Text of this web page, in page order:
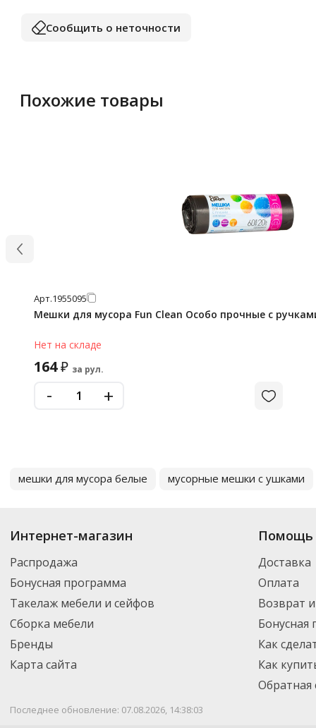
Сообщить о неточности
Похожие товары
Арт.1955095
Мешки для мусора Fun Clean Особо прочные с
Нет на складе
164₽ за рул.
- +
мешки для мусора белые мусорные мешки с ушками
Интернет-магазин
Распродажа
Бонусная программа
Такелаж мебели и сейфов
Сборка мебели
Бренды
Карта сайта
Помощь
Доставка
Оплата
Возврат
Бонусная
Как
Как
Обратная
Последнее обновление: 07.08.2026, 14:38:03